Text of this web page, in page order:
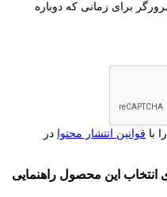
برای زمانی که دوباره
با قوانین انتشار محتوا در
انتخاب این محصول راهنمایی